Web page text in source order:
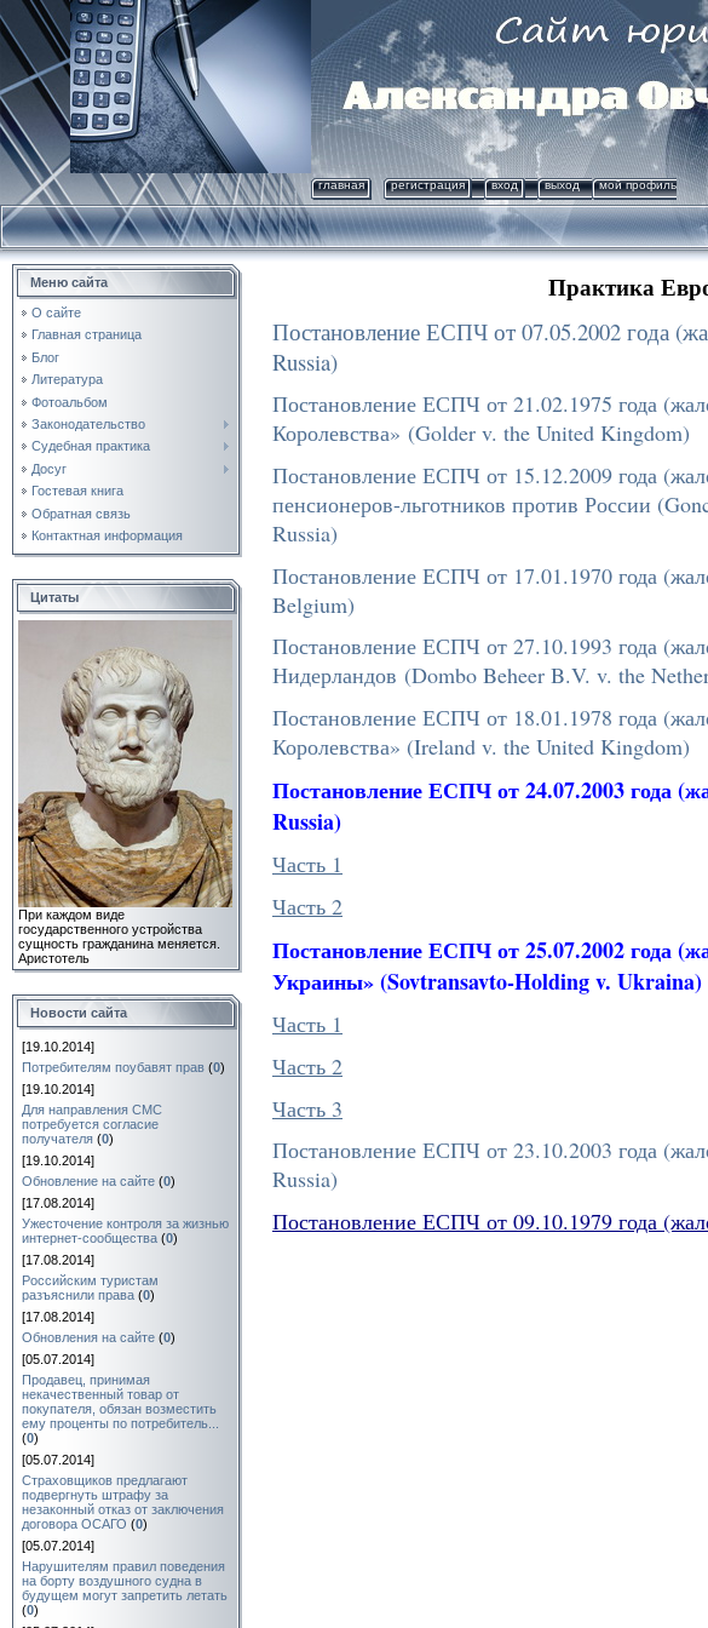
главная мой профиль
регистрация выход
вход
Меню сайта
О сайте
Главная страница
Блог
Литература
Фотоальбом
Законодательство
Судебная практика
Досуг
Гостевая книга
Обратная связь
Контактная информация
Цитаты
При каждом виде
государственного устройства
сущность гражданина меняется.
Аристотель
Новости сайта
[19.10.2014]
Потребителям поубавят прав (0)
[19.10.2014]
Для направления СМС
потребуется согласие
получателя (0)
[19.10.2014]
Обновление на сайте (0)
[17.08.2014]
Ужесточение контроля за жизнью
интернет-сообщества (0)
[17.08.2014]
Российским туристам
разъяснили права (0)
[17.08.2014]
Обновления на сайте (0)
[05.07.2014]
Продавец, принимая
некачественный товар от
покупателя, обязан возместить
ему проценты по потребитель...
(0)
[05.07.2014]
Страховщиков предлагают
подвергнуть штрафу за
незаконный отказ от заключения
договора ОСАГО (0)
[05.07.2014]
Нарушителям правил поведения
на борту воздушного судна в
будущем могут запретить летать
(0)
Практика
Постановление ЕСПЧ от 07.05.2002 года
Russia)
Постановление ЕСПЧ от 21.02.1975 года
Королевства» (Golder v. the United Kingdom)
Постановление ЕСПЧ от 15.12.2009 года
пенсионеров-льготников против России
Russia)
Постановление ЕСПЧ от 17.01.1970 года
Belgium)
Постановление ЕСПЧ от 27.10.1993 года
Нидерландов (Dombo Beheer B.V. v. the
Постановление ЕСПЧ от 18.01.1978 года
Королевства» (Ireland v. the United Kingdom)
Постановление ЕСПЧ от24.07.2003года
Russia)
Часть 1
Часть 2
Постановление ЕСПЧ от 25.07.2002 года
Украины» (Sovtransavto-Holding v. Ukraina)
Часть 1
Часть 2
Часть 3
Постановление ЕСПЧ от 23.10.2003 года
Russia)
Постановление ЕСПЧ от 09.10.1979 года